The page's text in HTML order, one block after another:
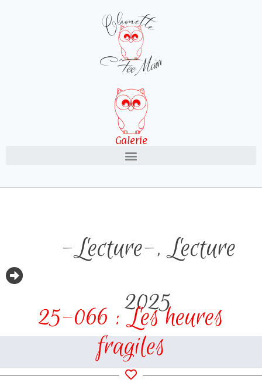
Galerie
-Lecture-,Lecture
2025
25-066 : Les heures
fragiles